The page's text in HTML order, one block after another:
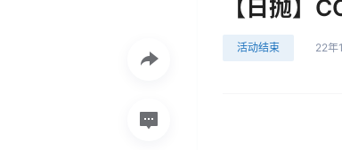
【日抛】
活动结束 22年